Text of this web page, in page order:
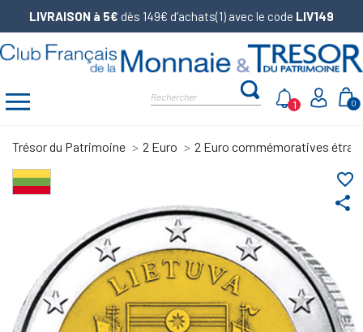
LIVRAISON à 5€ dès 149€ d’achats(1) avec le code LIV149
0
1
Trésor du Patrimoine 2 Euro 2 Euro commémoratives
share
favorite_border